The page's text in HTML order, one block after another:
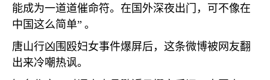
能成为一道道催命符。在国外深夜出门，可不像在
中国这么简单” 。
唐山行凶围殴妇女事件爆屏后，这条微博被网友翻
出来冷嘲热讽。